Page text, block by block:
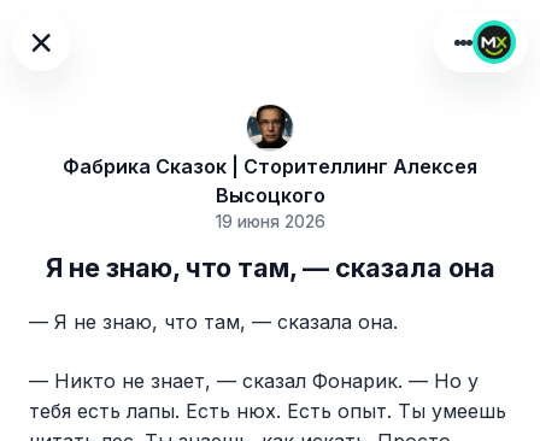
×
Фабрика Сказок | Сторителлинг Алексея
Высоцкого
19 июня 2026
Я не знаю, что там, — сказала она
— Я не знаю, что там, — сказала она.
— Никто не знает, — сказал Фонарик. — Но у
тебя есть лапы. Есть нюх. Есть опыт. Ты умеешь